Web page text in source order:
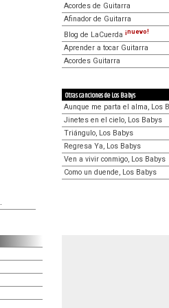
Acordes de Guitarra
Afinador de Guitarra
Blog de LaCuerda ¡nuevo!
Aprender a tocar Guitarra
Acordes Guitarra
Otras canciones de Los Babys
Aunque me parta el alma, Los
Jinetes en el cielo, Los Babys
Triángulo, Los Babys
Regresa Ya, Los Babys
Ven a vivir conmigo, Los Babys
Como un duende, Los Babys